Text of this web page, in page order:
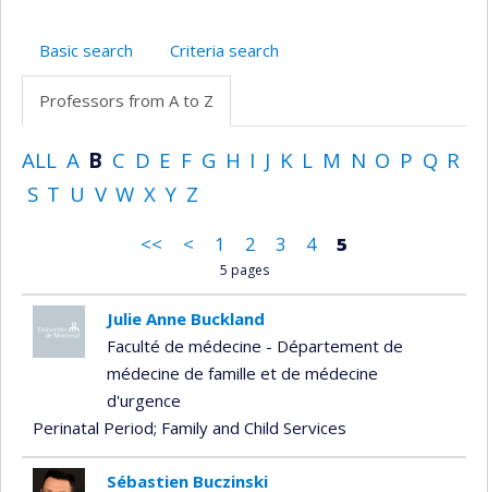
Basic search Criteria search
Professors from A to Z
ALL A B C D E F G H I J K L M N O P Q R
S T U V W X Y Z
<< < 1 2 3 4 5
5 pages
Julie Anne Buckland
Faculté de médecine - Département de
médecine de famille et de médecine
d'urgence
Perinatal Period; Family and Child Services
Sébastien Buczinski